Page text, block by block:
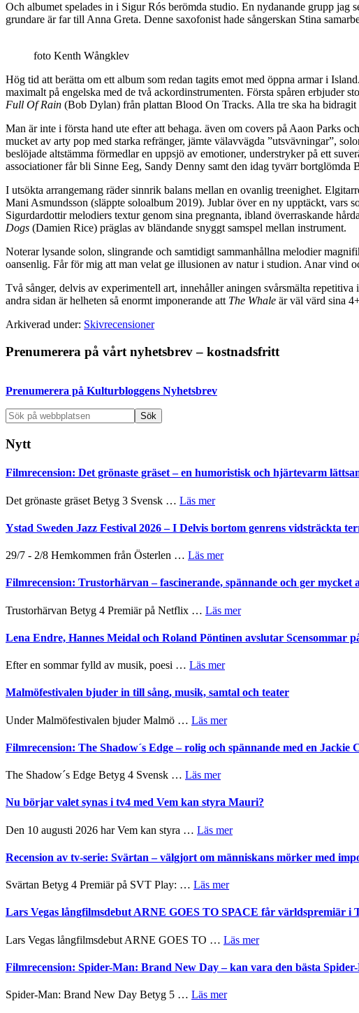
Och albumet spelades in i Sigur Rós berömda studio. En nydanande grupp jag
grundare är far till Anna Greta. Denne saxofonist hade sångerskan Stina
foto Kenth Wångklev
Hög tid att berätta om ett album som redan tagits emot med öppna armar i
maximalt på engelska med de två ackordinstrumenten. Första spåren erbjuder
Full Of Rain (Bob Dylan) från plattan Blood On Tracks. Alla tre ska ha
Man är inte i första hand ute efter att behaga. även om covers på Aaon Parks
mucket av arty pop med starka refränger, jämte välavvägda ”utsvävningar”,
beslöjade altstämma förmedlar en uppsjö av emotioner, understryker på ett
associationer får bli Sinne Eeg, Sandy Denny samt den idag tyvärr bortglömda
I utsökta arrangemang räder sinnrik balans mellan en ovanlig treenighet.
Mani Asmundsson (släppte soloalbum 2019). Jublar över en ny upptäckt, vars
Sigurdardottir melodiers textur genom sina pregnanta, ibland överraskande
Dogs (Damien Rice) präglas av bländande snyggt samspel mellan instrument.
Noterar lysande solon, slingrande och samtidigt sammanhållna melodier
oansenlig. Får för mig att man velat ge illusionen av natur i studion. Anar vind
Två sånger, delvis av experimentell art, innehåller aningen svårsmälta
andra sidan är helheten så enormt imponerande att The Whale är väl värd sina
Arkiverad under: Skivrecensioner
Primärt
Prenumerera på vårt nyhetsbrev – kostnadsfritt
Prenumerera på Kulturbloggens Nyhetsbrev
Sök
på
webbplatsen
Nytt
Filmrecension: Det grönaste gräset – en humoristisk och hjärtevarm
Det grönaste gräset Betyg 3 Svensk … Läs merom
Det
grönaste
–
humoristisk
hjärtevarm
kompott
Ystad Sweden Jazz Festival 2026 – I Delvis bortom genrens vidsträckta
29/7 - 2/8 Hemkommen från Österlen … Läs merom
Sweden
Jazz
2026
I
bortom
vidsträckta
Filmrecension: Trustorhärvan – fascinerande, spännande och ger mycket
Trustorhärvan Betyg 4 Premiär på Netflix … Läs merom
Trustorhärvan
ger
på
Lena Endre, Hannes Meidal och Roland Pöntinen avslutar Scensommar
Efter en sommar fylld av musik, poesi … Läs merom
Endre,
och
Pöntinen
Artipelag
Malmöfestivalen bjuder in till sång, musik, samtal och teater
Under Malmöfestivalen bjuder Malmö … Läs merom
bjuder
in
samtal
teater
Filmrecension: The Shadow´s Edge – rolig och spännande med en Jackie
The Shadow´s Edge Betyg 4 Svensk … Läs merom
The
Edge
rolig
spännande
en
Chan
storform
Nu börjar valet synas i tv4 med Vem kan styra Mauri?
Den 10 augusti 2026 har Vem kan styra … Läs merom
börjar
med
kan
Mauri?
Recension av tv-serie: Svärtan – välgjort om människans mörker med
Svärtan Betyg 4 Premiär på SVT Play: … Läs merom
av
serie:
Svärtan
välgjort
Lars Vegas långfilmsdebut ARNE GOES TO SPACE får världspremiär i
Lars Vegas långfilmsdebut ARNE GOES TO … Läs merom
Vegas
Filmrecension: Spider-Man: Brand New Day – kan vara den bästa
Spider-Man: Brand New Day Betyg 5 … Läs merom